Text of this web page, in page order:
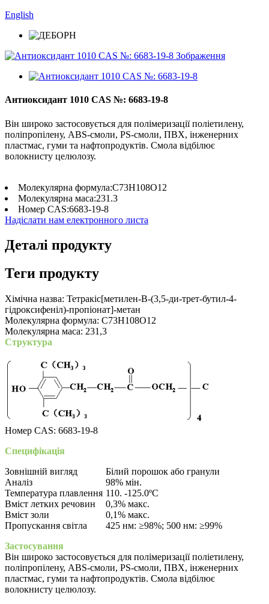
English
Антиоксидант 1010 CAS №: 6683-19-8
Він широко застосовується для полімеризації поліетилену,
поліпропілену, ABS-смоли, PS-смоли, ПВХ, інженерних
пластмас, гуми та нафтопродуктів. Смола відбілює
волокнисту целюлозу.
Молекулярна формула:C73H108O12
Молекулярна маса:231.3
Номер CAS:6683-19-8
Надіслати нам електронного листа
Деталі продукту
Теги продукту
Хімічна назва: Тетракіс[метилен-B-(3,5-ди-трет-бутил-4-
гідроксифеніл)-пропіонат]-метан
Молекулярна формула: C73H108O12
Молекулярна маса: 231,3
Структура
Номер CAS: 6683-19-8
Специфікація
Зовнішній вигляд
Білий порошок або гранули
Аналіз
98% мін.
Температура плавлення 110. -125.0ºC
Вміст летких речовин
0,3% макс.
Вміст золи
0,1% макс.
Пропускання світла
425 нм: ≥98%; 500 нм: ≥99%
Застосування
Він широко застосовується для полімеризації поліетилену,
поліпропілену, ABS-смоли, PS-смоли, ПВХ, інженерних
пластмас, гуми та нафтопродуктів. Смола відбілює
волокнисту целюлозу.